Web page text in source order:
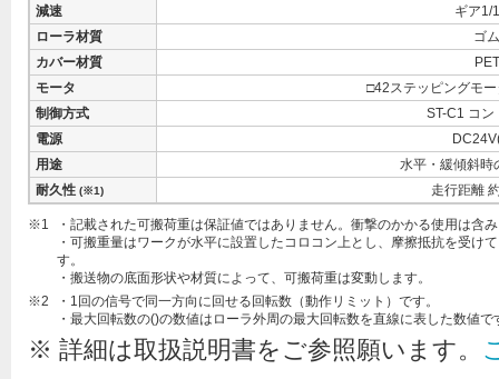
減速
ギア1/
ローラ材質
ゴム
カバー材質
PET
モータ
□42ステッピングモ
制御方式
ST-C1 コン
電源
用途
水平・緩傾斜時
耐久性 (※1) 走行距離
※1
・記載された可搬荷重は保証値ではありません。衝撃のかかる使用は含
・可搬重量はワークが水平に設置したコロコン上とし、摩擦抵抗を受け
す。
・搬送物の底面形状や材質によって、可搬荷重は変動します。
※2
・1回の信号で同一方向に回せる回転数（動作リミット）です。
・最大回転数の()の数値はローラ外周の最大回転数を直線に表した数値で
※ 詳細は取扱説明書をご参照願います。